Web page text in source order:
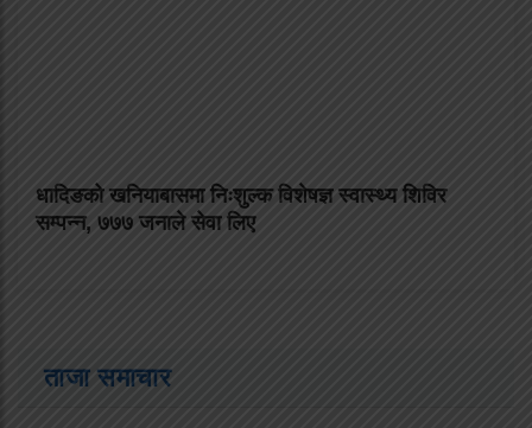
धादिङको खनियाबासमा निःशुल्क विशेषज्ञ स्वास्थ्य शिविर
सम्पन्न, ७७७ जनाले सेवा लिए
ताजा समाचार